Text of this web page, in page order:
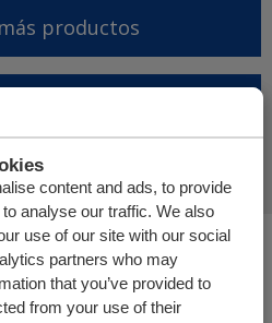
content and ads, to provide
analyse our traffic. We also
use of our site with our social
partners who may
that you’ve provided to
from your use of their
productos
(des)carga horizontal